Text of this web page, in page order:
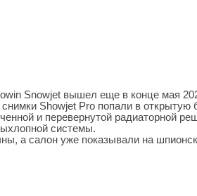
Snowjet вышел еще в конце мая
Showjet Pro попали в
и перевернутой радиаторной
системы.
а салон уже показывали на